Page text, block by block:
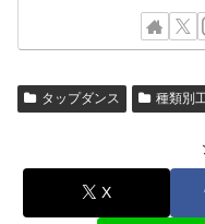
タップダンス 種類別
X